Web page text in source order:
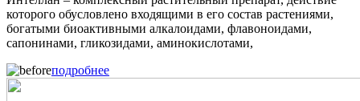
которого обусловлено входящими в его состав растениями,
богатыми биоактивными алкалоидами, флавоноидами,
сапонинами, гликозидами, аминокислотами,
подробнее